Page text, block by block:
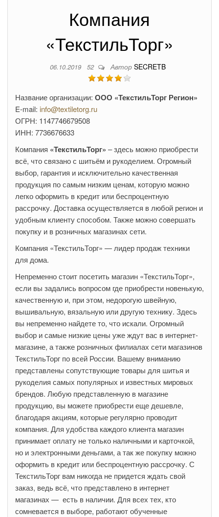
Компания
«ТекстильТорг»
06.10.2019 52 Автор SECRETB
Название организации: ООО «ТекстильТорг Регион»
E-mail: info@textiletorg.ru
ОГРН: 1147746679508
ИНН: 7736676633
Компания «ТекстильТорг» – здесь можно приобрести
всё, что связано с шитьём и рукоделием. Огромный
выбор, гарантия и исключительно качественная
продукция по самым низким ценам, которую можно
легко оформить в кредит или беспроцентную
рассрочку. Доставка осуществляется в любой регион и
удобным клиенту способом. Также можно совершать
покупку и в розничных магазинах сети.
Компания «ТекстильТорг» — лидер продаж техники
для дома.
Непременно стоит посетить магазин «ТекстильТорг»,
если вы задались вопросом где приобрести новенькую,
качественную и, при этом, недорогую швейную,
вышивальную, вязальную или другую технику. Здесь
вы непременно найдете то, что искали. Огромный
выбор и самые низкие цены уже ждут вас в интернет-
магазине, а также розничных филиалах сети магазинов
ТекстильТорг по всей России. Вашему вниманию
представлены сопутствующие товары для шитья и
рукоделия самых популярных и известных мировых
брендов. Любую представленную в магазине
продукцию, вы можете приобрести еще дешевле,
благодаря акциям, которые регулярно проводит
компания. Для удобства каждого клиента магазин
принимает оплату не только наличными и карточкой,
но и электронными деньгами, а так же покупку можно
оформить в кредит или беспроцентную рассрочку. С
ТекстильТорг вам никогда не придется ждать свой
заказ, ведь всё, что представлено в интернет
магазинах — есть в наличии. Для всех тех, кто
сомневается в выборе, работают обученные